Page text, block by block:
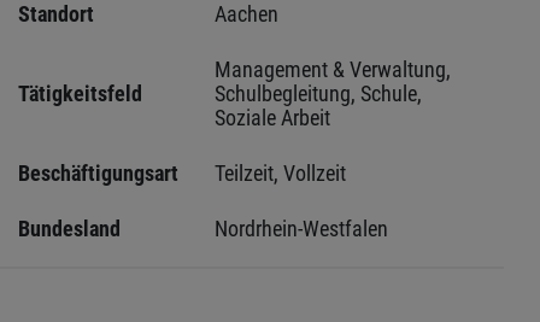
Standort
Aachen
Tätigkeitsfeld
Management & Verwaltung,
Schulbegleitung, Schule,
Soziale Arbeit
Beschäftigungsart Teilzeit, Vollzeit
Bundesland Nordrhein-Westfalen